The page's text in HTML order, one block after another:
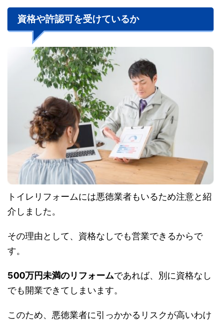
資格や許認可を受けているか
トイレリフォームには悪徳業者もいるため注意と紹
介しました。
その理由として、資格なしでも営業できるからで
す。
500万円未満のリフォームであれば、別に資格なし
でも開業できてしまいます。
このため、悪徳業者に引っかかるリスクが高いわけ